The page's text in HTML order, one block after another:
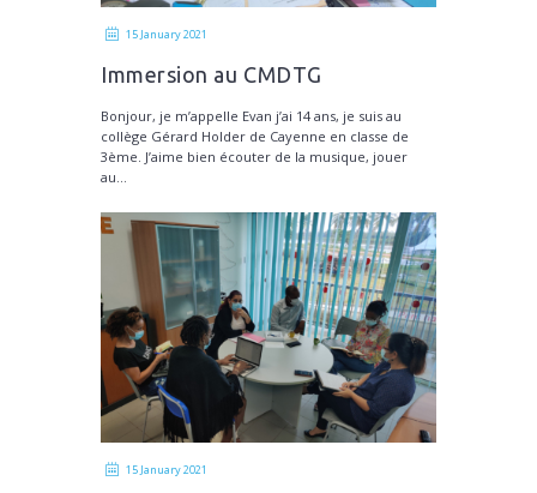
15 January 2021
Immersion au CMDTG
Bonjour, je m’appelle Evan j’ai 14 ans, je suis au
collège Gérard Holder de Cayenne en classe de
3ème. J’aime bien écouter de la musique, jouer
au...
15 January 2021